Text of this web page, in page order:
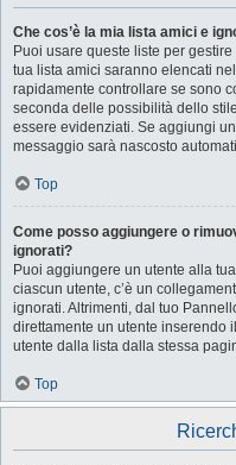
Che cos’è la mia lista amici e
Puoi usare queste liste per
tua lista amici saranno elencati
rapidamente controllare se sono
seconda delle possibilità dello
essere evidenziati. Se aggiungi
messaggio sarà nascosto
Top
Come posso aggiungere o
ignorati?
Puoi aggiungere un utente alla
ciascun utente, c’è un
ignorati. Altrimenti, dal tuo
direttamente un utente inserendo
utente dalla lista dalla stessa
Top